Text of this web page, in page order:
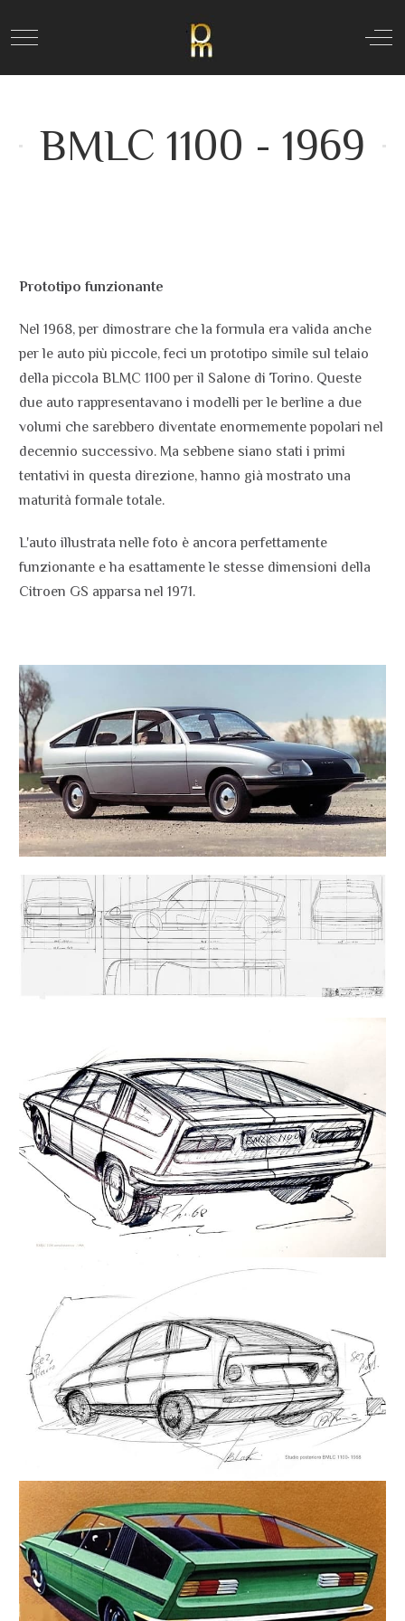
Mobile Menu Toggle Off-
BMLC 1100 - 1969
Prototipo funzionante
Nel 1968, per dimostrare che la formula era valida anche
per le auto più piccole, feci un prototipo simile sul telaio
della piccola BLMC 1100 per il Salone di Torino. Queste
due auto rappresentavano i modelli per le berline a due
volumi che sarebbero diventate enormemente popolari nel
decennio successivo. Ma sebbene siano stati i primi
tentativi in ​​questa direzione, hanno già mostrato una
maturità formale totale.
L'auto illustrata nelle foto è ancora perfettamente
funzionante e ha esattamente le stesse dimensioni della
Citroen GS apparsa nel 1971.